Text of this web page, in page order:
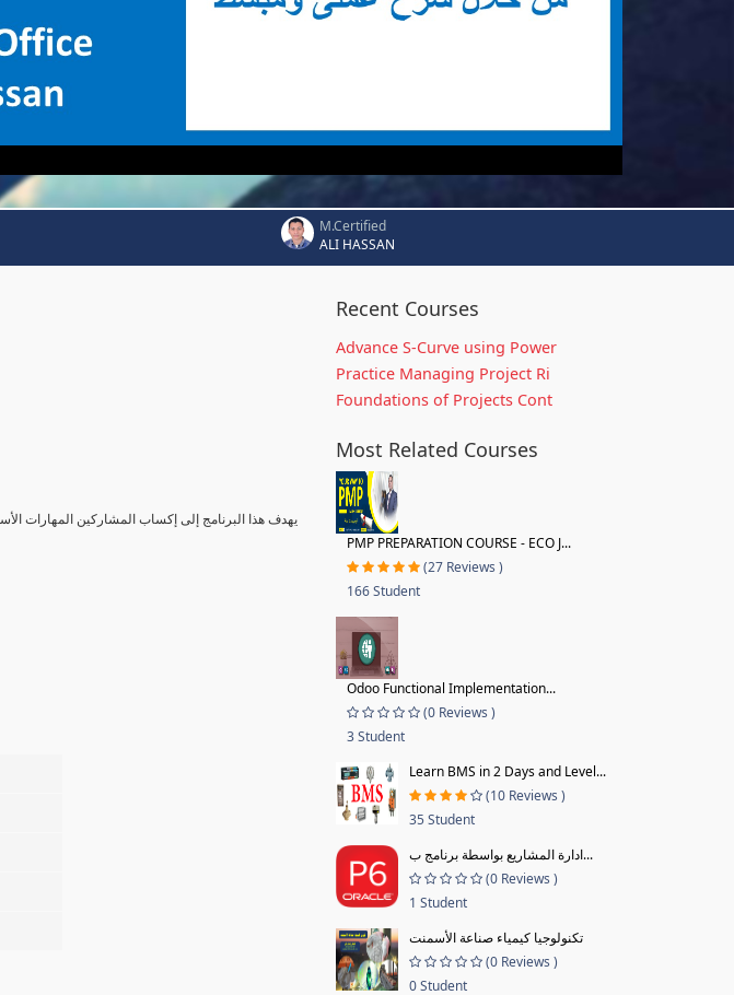
M.Certified
ALI HASSAN
يهدف هذا البرنامج إلى إكساب المشاركين المهارات
Recent Courses
Advance S-Curve using Power
Practice Managing Project Ri
Foundations of Projects Cont
Most Related Courses
PMP PREPARATION COURSE - ECO J...
(27 Reviews )
166 Student
Odoo Functional Implementation...
(0 Reviews )
3 Student
Learn BMS in 2 Days and Level...
(10 Reviews )
35 Student
ادارة المشاريع بواسطة برنامج ب...
(0 Reviews )
1 Student
تكنولوجيا كيمياء صناعة الأسمنت
(0 Reviews )
0 Student